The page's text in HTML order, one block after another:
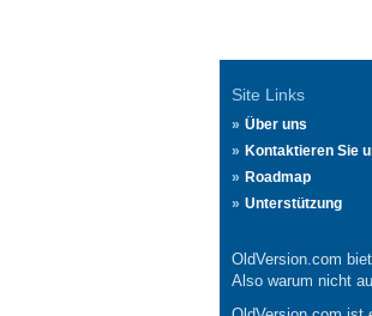
Site Links
Über uns
Kontaktieren Sie
Roadmap
Unterstützung
OldVersion.com
Also warum nicht